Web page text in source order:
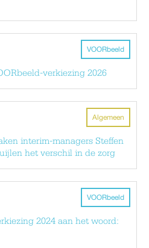
VOORbeeld
verkiezing 2026
Algemeen
interim-managers Steffen
het verschil in de zorg
VOORbeeld
2024 aan het woord: